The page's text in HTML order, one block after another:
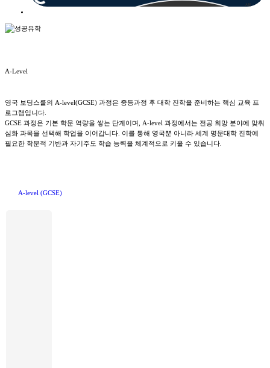
색
A-Level
영국 보딩스쿨의 A-level(GCSE) 과정은 중등과정 후 대학 진학을 준비하는 핵심 교육 프
로그램입니다.
GCSE 과정은 기본 학문 역량을 쌓는 단계이며, A-level 과정에서는 전공 희망 분야에 맞춰
심화 과목을 선택해 학업을 이어갑니다. 이를 통해 영국뿐 아니라 세계 명문대학 진학에
필요한 학문적 기반과 자기주도 학습 능력을 체계적으로 키울 수 있습니다.
A-level (GCSE)